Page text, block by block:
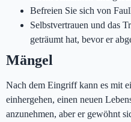
Befreien Sie sich von
Selbstvertrauen und das
geträumt hat, bevor er
Mängel
Nach dem Eingriff kann es mit
einhergehen, einen neuen
anzunehmen, aber er gewöhnt